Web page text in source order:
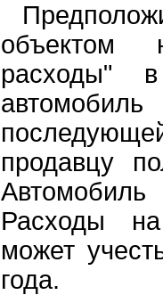
объектом
расходы"
продавцу
Расходы на
может
года.